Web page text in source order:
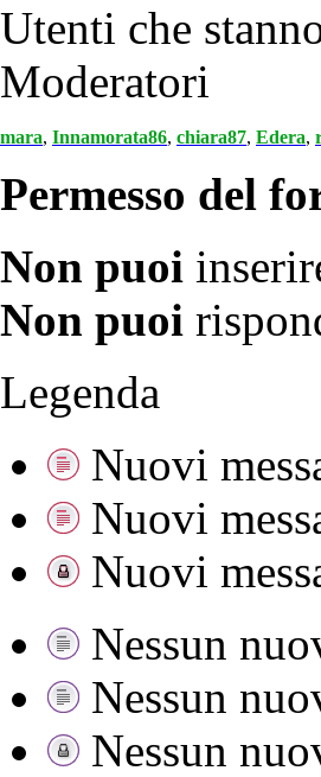
Utenti che
Moderatori
mara, Innamorata86, chiara87, Edera,
Permesso del
Non puoi
Non puoi
Legenda
Nuovi
Nuovi
Nuovi
Nessun
Nessun
Nessun